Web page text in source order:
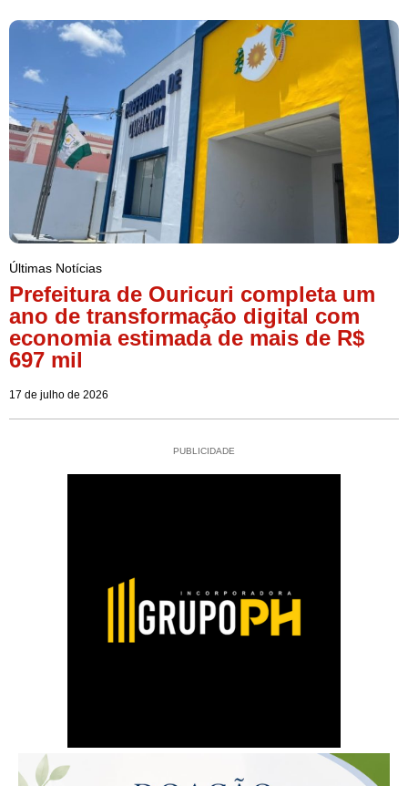
Últimas Notícias
Prefeitura de Ouricuri completa um
ano de transformação digital com
economia estimada de mais de R$
697 mil
17 de julho de 2026
PUBLICIDADE